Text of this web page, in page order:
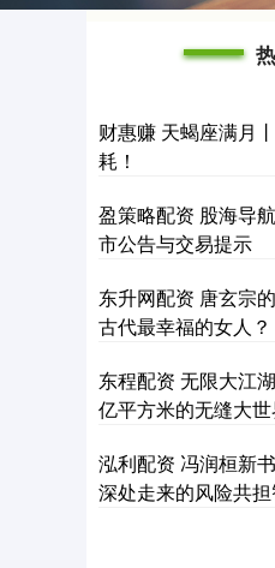
财惠赚 天蝎座满月
耗！
盈策略配资 股海导
市公告与交易提示
东升网配资 唐玄宗
古代最幸福的女人？
东程配资 无限大江
亿平方米的无缝大
泓利配资 冯润桓新
深处走来的风险共